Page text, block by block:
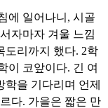
에 일어나니, 시골
자마자 겨울 느낌
도리까지 했다. 2학
이 코앞이다. 긴 여
을 기다리며 언제
다. 가을은 짧은 만